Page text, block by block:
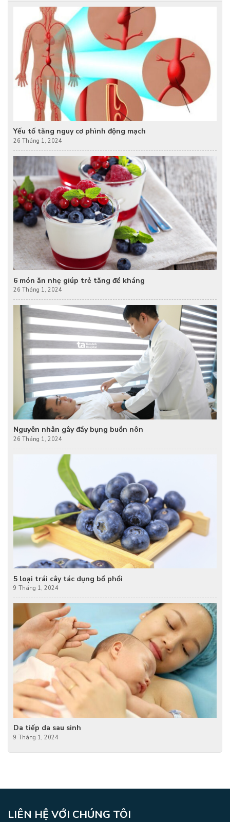
Yếu tố tăng nguy cơ phình động mạch
26 Tháng 1, 2024
6 món ăn nhẹ giúp trẻ tăng đề kháng
26 Tháng 1, 2024
Nguyên nhân gây đầy bụng buồn nôn
26 Tháng 1, 2024
5 loại trái cây tác dụng bổ phổi
9 Tháng 1, 2024
Da tiếp da sau sinh
9 Tháng 1, 2024
LIÊN HỆ VỚI CHÚNG TÔI